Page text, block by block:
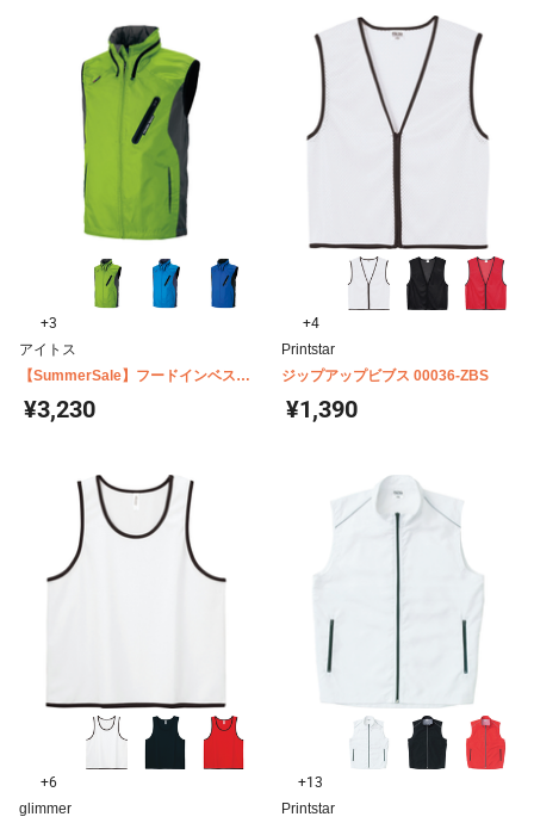
+3
アイトス
【SummerSale】フードインベスト
男女兼用 AZ-10309
¥3,230
+4
Printstar
ジップアップビブス 00036-ZBS
¥1,390
+6
glimmer
+13
Printstar